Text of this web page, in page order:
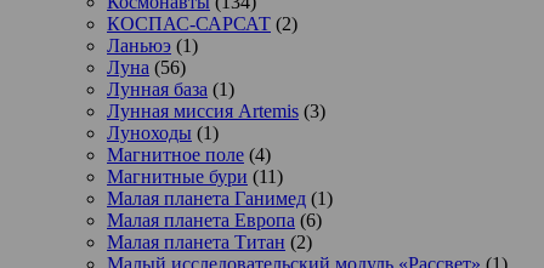
КОСПАС-САРСАТ (2)
Ланьюэ (1)
Луна (56)
Лунная база (1)
Лунная миссия Artemis (3)
Луноходы (1)
Магнитное поле (4)
Магнитные бури (11)
Малая планета Ганимед (1)
Малая планета Европа (6)
Малая планета Титан (2)